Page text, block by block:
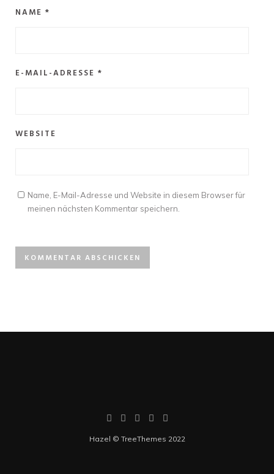
NAME *
E-MAIL-ADRESSE *
WEBSITE
Name, E-Mail-Adresse und Website in diesem Browser für
meinen nächsten Kommentar speichern.
Hazel © TreeThemes 2022